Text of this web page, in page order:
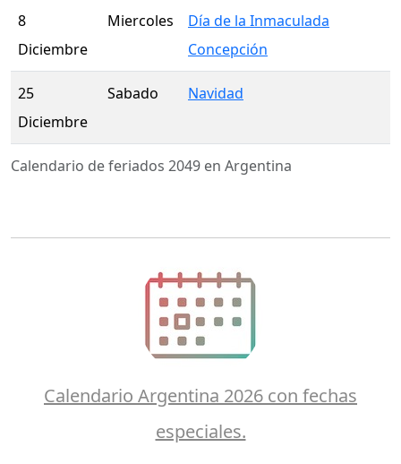
Calendario de feriados 2049 en Argentina
8
Diciembre
Miercoles
Día de la Inmaculada
Concepción
25
Diciembre
Sabado Navidad
Calendario Argentina 2026 con fechas
especiales.